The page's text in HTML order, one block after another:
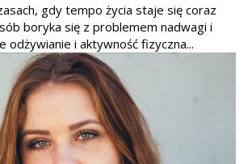
gdy tempo życia staje się coraz
boryka się z problemem nadwagi i
odżywianie i aktywność fizyczna...